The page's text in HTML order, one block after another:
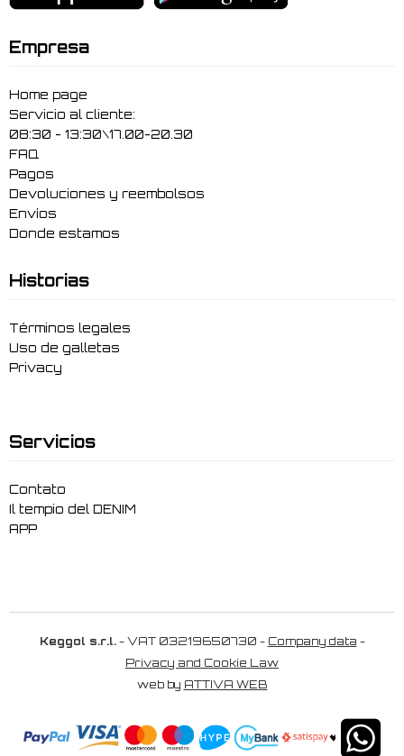
Empresa
Home page
Servicio al cliente:
08:30 - 13:30\17.00-20.30
FAQ
Pagos
Devoluciones y reembolsos
Envíos
Donde estamos
Historias
Términos legales
Uso de galletas
Privacy
Servicios
Contato
Il tempio del DENIM
APP
Keggol s.r.l.- VAT 03219650730 - Company data -
Privacy and Cookie Law
web by ATTIVA WEB